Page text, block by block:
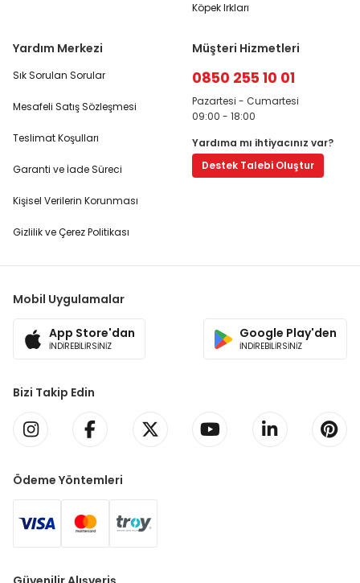
Köpek Irkları
Yardım Merkezi
Sık Sorulan Sorular
Mesafeli Satış Sözleşmesi
Teslimat Koşulları
Garanti ve İade Süreci
Kişisel Verilerin Korunması
Gizlilik ve Çerez Politikası
Müşteri Hizmetleri
0850 255 10 01
Pazartesi - Cumartesi
09:00 - 18:00
Yardıma mı ihtiyacınız var?
Destek Talebi Oluştur
Mobil Uygulamalar
App Store'dan
İNDİREBİLİRSİNİZ
Google Play'den
İNDİREBİLİRSİNİZ
Bizi Takip Edin
Ödeme Yöntemleri